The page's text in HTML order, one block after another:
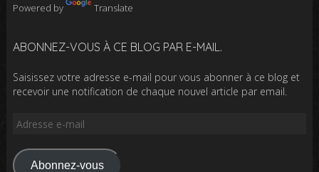
Powered by Translate
ABONNEZ-VOUS À CE BLOG PAR E-MAIL.
Saisissez votre adresse e-mail pour vous abonner à ce blog et
recevoir une notification de chaque nouvel article par email.
Adresse
mail
Abonnez-vous